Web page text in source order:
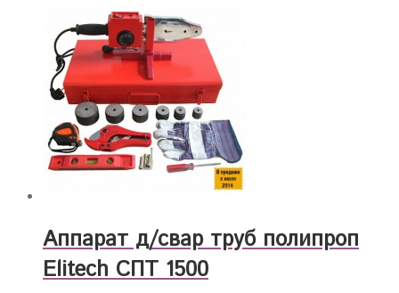
Аппарат д/свар труб полипроп
Elitech СПТ 1500